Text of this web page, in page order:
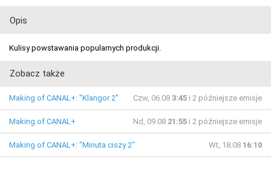
Opis
Kulisy powstawania popularnych produkcji.
Zobacz także
Making of CANAL+: "Klangor 2" Czw, 06.08 3:45 i 2 późniejsze emisje
Making of CANAL+ Nd, 09.08 21:55 i 2 późniejsze emisje
Making of CANAL+: "Minuta ciszy 2" Wt, 18.08 16:10